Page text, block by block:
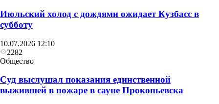
Июльский холод с дождями ожидает Кузбасс в
субботу
10.07.2026 12:10
2282
Общество
Суд выслушал показания единственной
выжившей в пожаре в сауне Прокопьевска